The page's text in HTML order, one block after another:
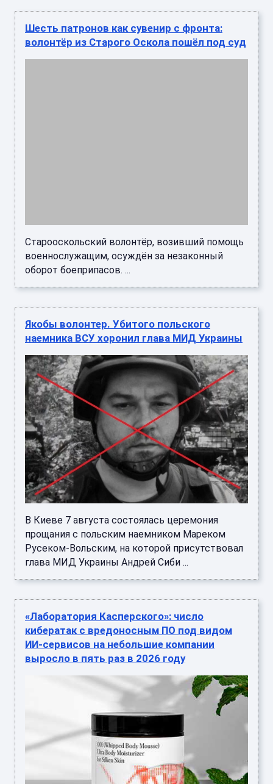
Шесть патронов как сувенир с фронта:
волонтёр из Старого Оскола пошёл под суд
Старооскольский волонтёр, возивший помощь
военнослужащим, осуждён за незаконный
оборот боеприпасов. ...
Якобы волонтер. Убитого польского
наемника ВСУ хоронил глава МИД Украины
В Киеве 7 августа состоялась церемония
прощания с польским наемником Мареком
Русеком-Вольским, на которой присутствовал
глава МИД Украины Андрей Сиби ...
«Лаборатория Касперского»: число
кибератак с вредоносным ПО под видом
ИИ-сервисов на небольшие компании
выросло в пять раз в 2026 году